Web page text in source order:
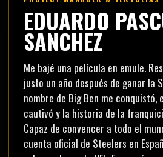
EDUARDO
SANCHEZ
Me bajé una película en emule.
justo un año después de ganar la
nombre de Big Ben me conquistó,
cautivó y la historia de la
Capaz de convencer a todo el
cuenta oficial de Steelers en